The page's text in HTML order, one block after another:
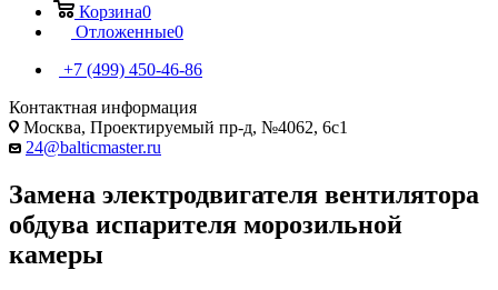
Корзина0
Отложенные0
+7 (499) 450-46-86
Контактная информация
Москва, Проектируемый пр-д, №4062, 6с1
24@balticmaster.ru
Замена электродвигателя вентилятора
обдува испарителя морозильной
камеры